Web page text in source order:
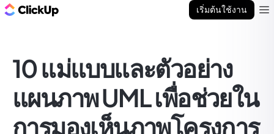
เริ่มต้นใช้งาน
10 แม่แบบและตัวอย่าง
แผนภาพ UML เพื่อช่วยใน
การมองเห็นภาพโครงการ